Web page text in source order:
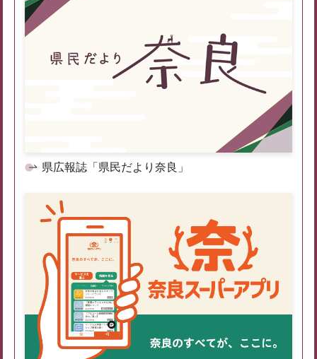
県広報誌「県民だより奈良」